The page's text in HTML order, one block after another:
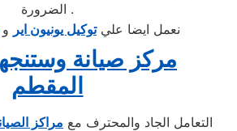
الضرورة .
نعمل ايضا عليتوكيل يونيون اير
مركز صيانة
المقطم
التعامل الجاد والمحترف مع مراكز